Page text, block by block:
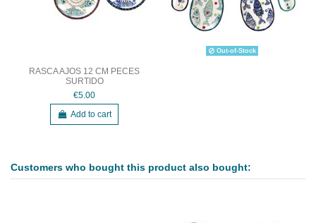
RASCA AJOS 12 CM PECES
SURTIDO
€5.00
Add to cart
Out-of-Stock
Customers who bought this product also bought: